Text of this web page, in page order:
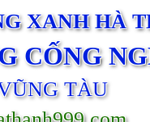
XANH HÀ
CỐNG
TÀU